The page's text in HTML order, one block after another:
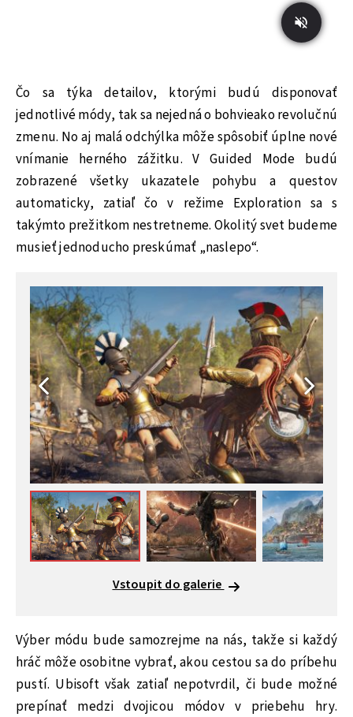
Čo sa týka detailov, ktorými budú disponovať
jednotlivé módy, tak sa nejedná o bohvieako revolučnú
zmenu. No aj malá odchýlka môže spôsobiť úplne nové
vnímanie herného zážitku. V Guided Mode budú
zobrazené všetky ukazatele pohybu a questov
automaticky, zatiaľ čo v režime Exploration sa s
takýmto prežitkom nestretneme. Okolitý svet budeme
musieť jednoducho preskúmať „naslepo“.
Vstoupit do galerie
Výber módu bude samozrejme na nás, takže si každý
hráč môže osobitne vybrať, akou cestou sa do príbehu
pustí. Ubisoft však zatiaľ nepotvrdil, či bude možné
prepínať medzi dvojicou módov v priebehu hry.